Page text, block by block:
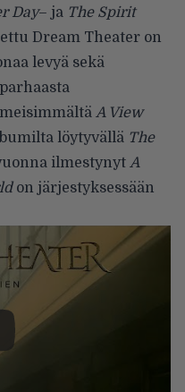
Day– ja The Spirit
Dream Theater on
levyä sekä
A View
löytyvällä The
ilmestynyt A
on järjestyksessään